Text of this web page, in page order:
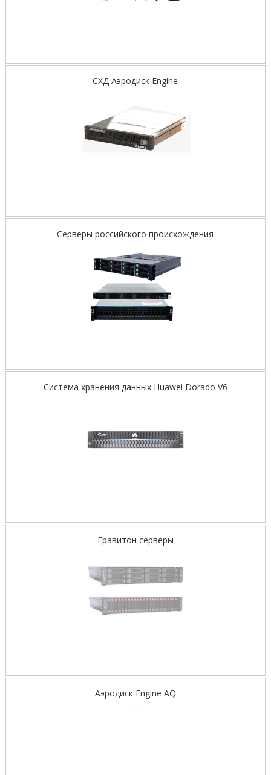
СХД Аэродиск Engine
Серверы российского происхождения
Система хранения данных Huawei Dorado V6
Гравитон серверы
Аэродиск Engine AQ